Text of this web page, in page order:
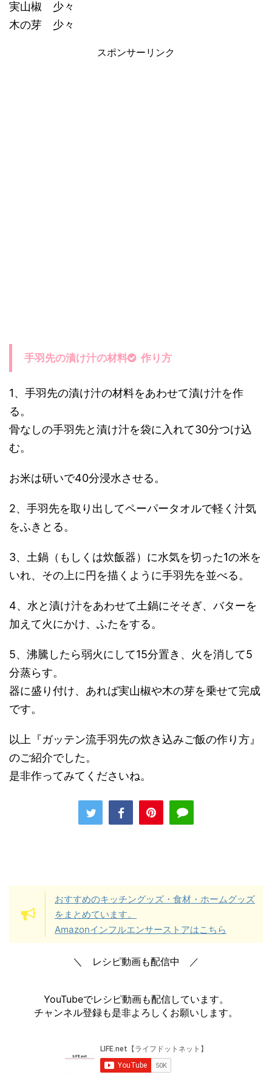
実山椒 少々
木の芽 少々
スポンサーリンク
手羽先の漬け汁の材料 作り方
1、手羽先の漬け汁の材料をあわせて漬け汁を作
る。
骨なしの手羽先と漬け汁を袋に入れて30分つけ込
む。
お米は研いで40分浸水させる。
2、手羽先を取り出してペーパータオルで軽く汁気
をふきとる。
3、土鍋（もしくは炊飯器）に水気を切った1の米を
いれ、その上に円を描くように手羽先を並べる。
4、水と漬け汁をあわせて土鍋にそそぎ、バターを
加えて火にかけ、ふたをする。
5、沸騰したら弱火にして15分置き、火を消して5
分蒸らす。
器に盛り付け、あれば実山椒や木の芽を乗せて完成
です。
以上『ガッテン流手羽先の炊き込みご飯の作り方』
のご紹介でした。
是非作ってみてくださいね。
おすすめのキッチングッズ・食材・ホームグッズ
をまとめています。
Amazonインフルエンサーストアはこちら
＼ レシピ動画も配信中 ／
YouTubeでレシピ動画も配信しています。
チャンネル登録も是非よろしくお願いします。